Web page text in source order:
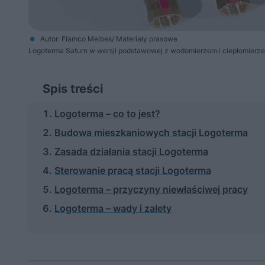
Autor: Flamco Meibes/ Materiały prasowe
Logoterma Saturn w wersji podstawowej z wodomierzem i
Spis treści
Logoterma – co to jest?
Budowa mieszkaniowych stacji Logoterma
Zasada działania stacji Logoterma
Sterowanie pracą stacji Logoterma
Logoterma – przyczyny niewłaściwej pracy
Logoterma – wady i zalety